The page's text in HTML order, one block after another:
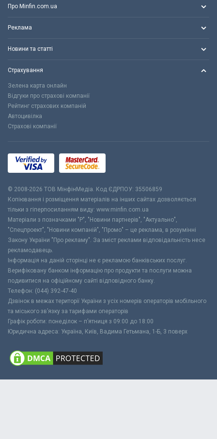
Про Minfin.com.ua
Реклама
Новини та статті
Страхування
Зелена карта онлайн
Відгуки про страхові компанії
Рейтинг страхових компаній
Автоцивілка
Страхові компанії
© 2008-2026 ТОВ МiнфiнМедiа. Код ЄДРПОУ: 35506859
Копіювання і розміщення матеріалів на інших сайтах дозволяється
тільки з гіперпосиланням виду: www.minfin.com.ua
Матеріали з позначками "Р", "Новини партнерів", "Актуально",
"Спецпроект", "Новини компаній", "Промо" – це реклама, в розумінні
Закону України "Про рекламу". За зміст реклами відповідальність несе
рекламодавець.
Інформація на даній сторінці не є рекламою банківських послуг.
Верифіковану банком інформацію про продукти та послуги можна
подивитися на офіційному сайті відповідного банку.
Телефон: (044) 392-47-40
Дзвінок в межах території України з усіх номерів операторів мобільного
та міського зв’язку за тарифами операторів
Графік роботи: понеділок – п’ятниця з 09:00 до 18:00
Юридична адреса: Україна, Київ, Вадима Гетьмана, 1-Б, 3 поверх